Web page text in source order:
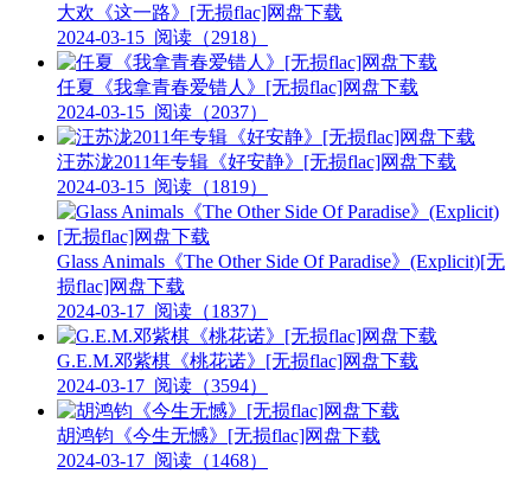
大欢《这一路》[无损flac]网盘下载
2024-03-15 阅读（2918）
任夏《我拿青春爱错人》[无损flac]网盘下载
2024-03-15 阅读（2037）
汪苏泷2011年专辑《好安静》[无损flac]网盘下载
2024-03-15 阅读（1819）
Glass Animals《The Other Side Of Paradise》(Explicit)[无
损flac]网盘下载
2024-03-17 阅读（1837）
G.E.M.邓紫棋《桃花诺》[无损flac]网盘下载
2024-03-17 阅读（3594）
胡鸿钧《今生无憾》[无损flac]网盘下载
2024-03-17 阅读（1468）